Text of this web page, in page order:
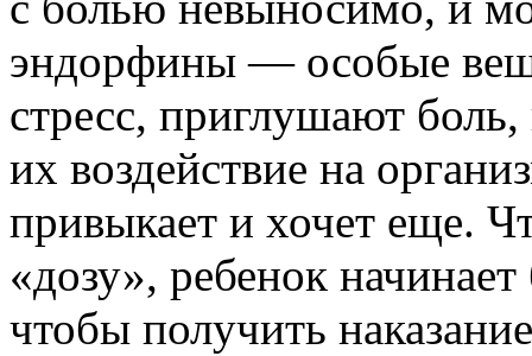
эндорфины — особые
стресс, приглушают
их воздействие на
привыкает и хочет еще.
«дозу», ребенок начинает
чтобы получить